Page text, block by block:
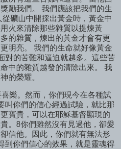
勵我們。 我們應該把我們的生
礦山中開採出黃金時，黃金中
火來清除那些雜質以提煉黃
的雜質，煉出的黃金才會有更
明亮。 我們的生命就好像黃金
對的苦難和逼迫就越多。這些苦
中的雜質越發的清除出來。 我
的榮耀。
樂。然而，你們現今在各種試
叫你們的信心經過試驗，就比那
寶貴，可以在耶穌基督顯現的
。8你們雖然沒有見過他，卻愛
信他。因此，你們就有無法形
到你們信心的效果，就是靈魂得